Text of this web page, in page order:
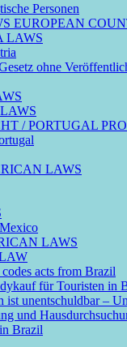
Personen
EUROPEAN
LAWS
ohne
/ PORTUGAL
LAWS
LAWS
acts from Brazil
für Touristen in
ist unentschuldbar –
und
Brazil